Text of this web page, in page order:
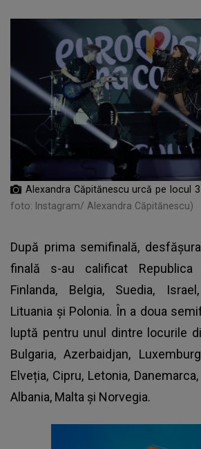
Alexandra Căpitănescu urcă pe locul
foto: Instagram/ Alexandra Căpitănescu)
După prima semifinală,
finală s-au calificat Republica
Finlanda, Belgia, Suedia,
Lituania și Polonia. În a doua
luptă pentru unul dintre locurile
Bulgaria, Azerbaidjan,
Elveția, Cipru, Letonia,
Albania, Malta și Norvegia.